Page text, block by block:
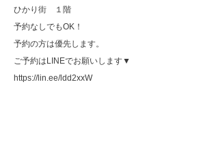
ひかり街 １階
予約なしでもOK！
予約の方は優先します。
ご予約はLINEでお願いします▼
https://lin.ee/ldd2xxW